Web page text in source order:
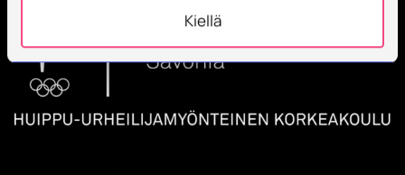
Kiellä